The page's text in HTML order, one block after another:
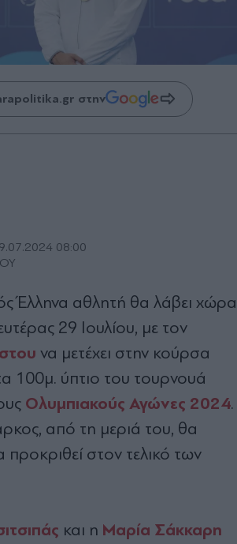
στην
08:00
Έλληνα αθλητή θα λάβει χώρα
29 Ιουλίου, με τον
να μετέχει στην κούρσα
100μ. ύπτιο του τουρνουά
Ολυμπιακούς Αγώνες 2024.
από τη μεριά του, θα
στον τελικό των
και η Μαρία Σάκκαρη